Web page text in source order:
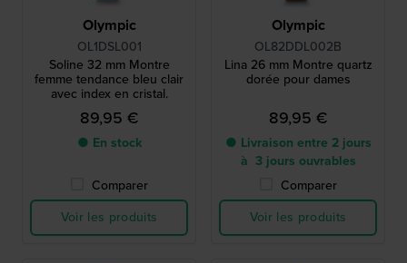
Olympic
OL1DSL001
Soline 32 mm Montre
femme tendance bleu clair
avec index en cristal.
89,95 €
● En stock
Comparer
Voir les produits
Olympic
OL82DDL002B
Lina 26 mm Montre quartz
dorée pour dames
89,95 €
● Livraison entre 2 jours
à 3 jours ouvrables
Comparer
Voir les produits